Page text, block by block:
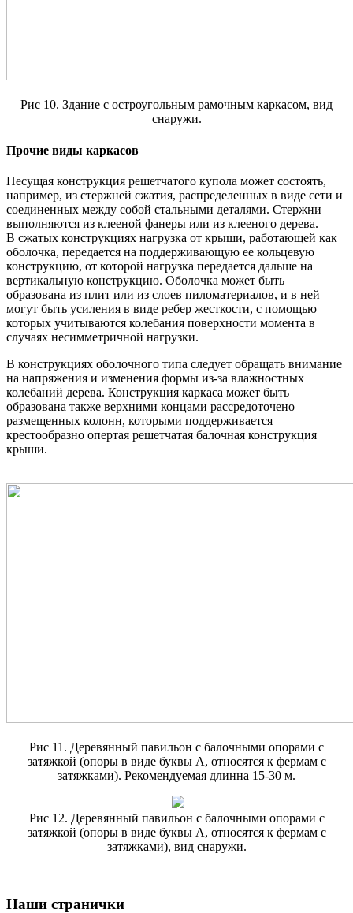
Рис 10. Здание с остроугольным рамочным каркасом, вид
снаружи.
Прочие виды каркасов
Несущая конструкция решетчатого купола может состоять,
например, из стержней сжатия, распределенных в виде сети и
соединенных между собой стальными деталями. Стержни
выполняются из клееной фанеры или из клееного дерева.
В сжатых конструкциях нагрузка от крыши, работающей как
оболочка, передается на поддерживающую ее кольцевую
конструкцию, от которой нагрузка передается дальше на
вертикальную конструкцию. Оболочка может быть
образована из плит или из слоев пиломатериалов, и в ней
могут быть усиления в виде ребер жесткости, с помощью
которых учитываются колебания поверхности момента в
случаях несимметричной нагрузки.
В конструкциях оболочного типа следует обращать внимание
на напряжения и изменения формы из-за влажностных
колебаний дерева. Конструкция каркаса может быть
образована также верхними концами рассредоточено
размещенных колонн, которыми поддерживается
крестообразно опертая решетчатая балочная конструкция
крыши.
Рис 11. Деревянный павильон с балочными опорами с
затяжкой (опоры в виде буквы А, относятся к фермам с
затяжками). Рекомендуемая длинна 15-30 м.
Рис 12. Деревянный павильон с балочными опорами с
затяжкой (опоры в виде буквы А, относятся к фермам с
затяжками), вид снаружи.
Наши странички